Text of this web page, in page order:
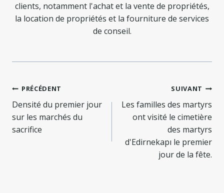
clients, notamment l'achat et la vente de propriétés,
la location de propriétés et la fourniture de services
de conseil.
Navigation
de
l’article
PRÉCÉDENT
Densité du premier jour
sur les marchés du
sacrifice
SUIVANT
Les familles des martyrs
ont visité le cimetière
des martyrs
d'Edirnekapı le premier
jour de la fête.